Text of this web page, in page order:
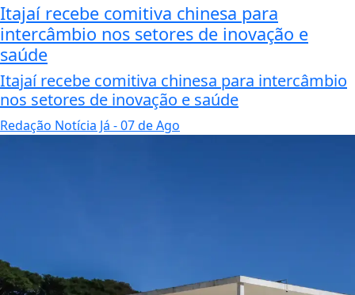
Itajaí recebe comitiva chinesa para
intercâmbio nos setores de inovação e
saúde
Itajaí recebe comitiva chinesa para intercâmbio
nos setores de inovação e saúde
Redação Notícia Já - 07 de Ago